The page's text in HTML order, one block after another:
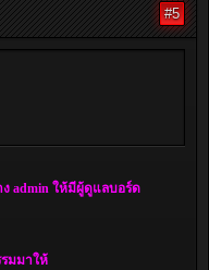
#5
admin ให้มีผู้ดูแลบอร์ด
มมาให้